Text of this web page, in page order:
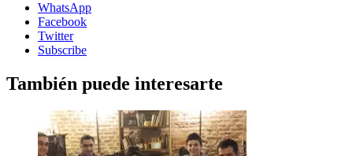
WhatsApp
Facebook
Twitter
Subscribe
También puede interesarte